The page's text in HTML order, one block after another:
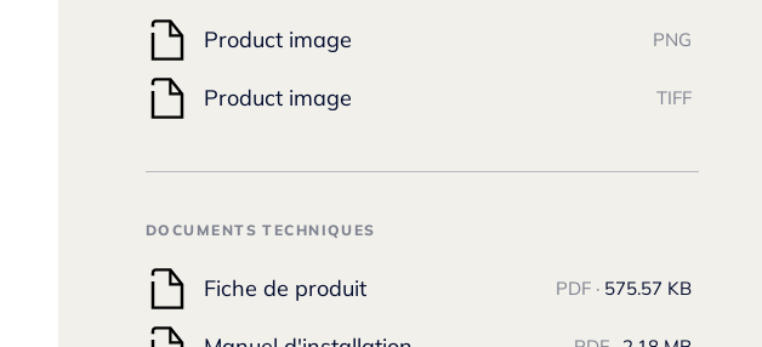
Product image PNG
Product image TIFF
DOCUMENTS TECHNIQUES
Fiche de produit PDF · 575.57 KB